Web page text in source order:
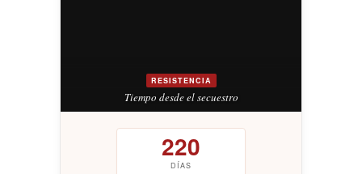
RESISTENCIA
Tiempo desde el secuestro
220
DÍAS